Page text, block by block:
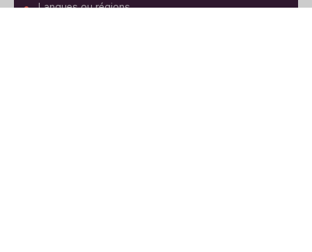
Langues ou régions